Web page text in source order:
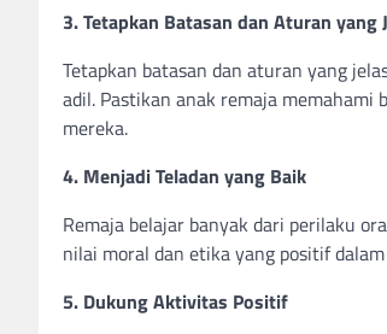
3. Tetapkan Batasan dan Aturan yang
Tetapkan batasan dan aturan yang
adil. Pastikan anak remaja memahami
mereka.
4. Menjadi Teladan yang Baik
Remaja belajar banyak dari perilaku
nilai moral dan etika yang positif
5. Dukung Aktivitas Positif